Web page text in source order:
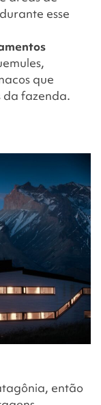
esse
que
da fazenda.
então